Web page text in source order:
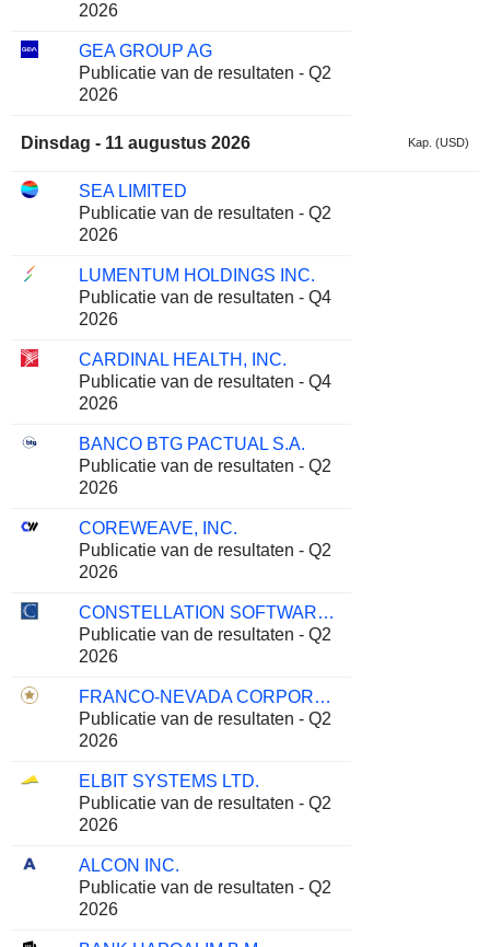
2026
GEA GROUP AG
Publicatie van de resultaten - Q2
2026
Dinsdag - 11 augustus 2026 Kap. (USD)
SEA LIMITED
Publicatie van de resultaten - Q2
2026
LUMENTUM HOLDINGS INC.
Publicatie van de resultaten - Q4
2026
CARDINAL HEALTH, INC.
Publicatie van de resultaten - Q4
2026
BANCO BTG PACTUAL S.A.
Publicatie van de resultaten - Q2
2026
COREWEAVE, INC.
Publicatie van de resultaten - Q2
2026
CONSTELLATION SOFTWARE INC.
Publicatie van de resultaten - Q2
2026
FRANCO-NEVADA CORPORATION
Publicatie van de resultaten - Q2
2026
ELBIT SYSTEMS LTD.
Publicatie van de resultaten - Q2
2026
ALCON INC.
Publicatie van de resultaten - Q2
2026